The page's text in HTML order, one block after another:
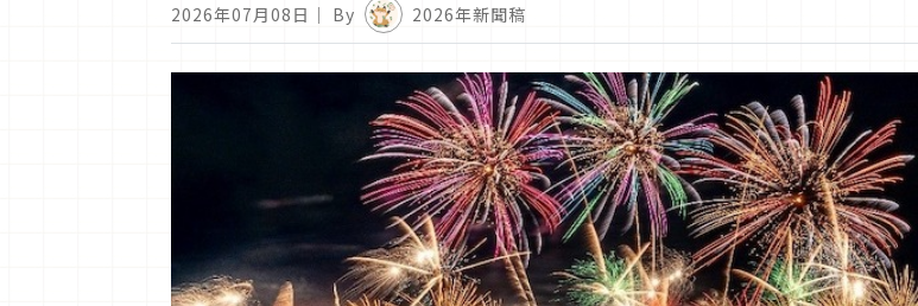
2026年07月08日 ｜ By 2026年新聞稿